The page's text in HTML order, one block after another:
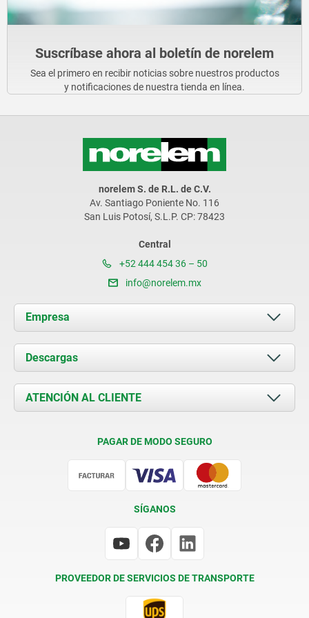
Suscríbase ahora al boletín de norelem
Sea el primero en recibir noticias sobre nuestros productos
y notificaciones de nuestra tienda en línea.
norelem S. de R.L. de C.V.
Av. Santiago Poniente No. 116
San Luis Potosí, S.L.P. CP: 78423
Central
+52 444 454 36 – 50
info@norelem.mx
Empresa
Acerca de nosotros
Novedades
Contacto
Descargas
Documents
ATENCIÓN AL CLIENTE
PAGAR DE MODO SEGURO
SÍGANOS
PROVEEDOR DE SERVICIOS DE TRANSPORTE